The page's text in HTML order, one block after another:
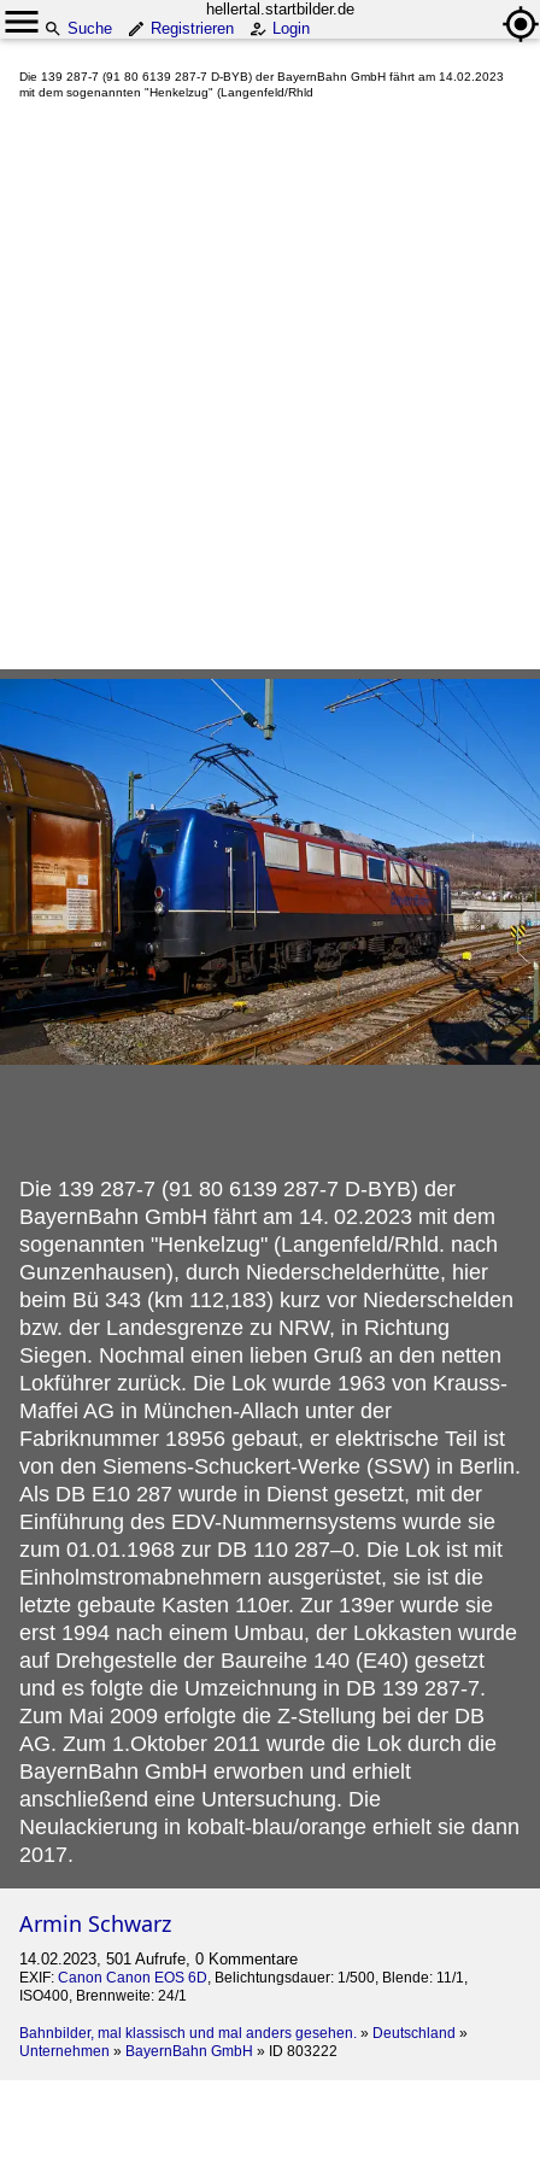
hellertal.startbilder.de
Suche
Registrieren Login
Die 139 287-7 (91 80 6139 287-7 D-BYB) der BayernBahn GmbH fährt am 14.02.2023
mit dem sogenannten "Henkelzug" (Langenfeld/Rhld
Die 139 287-7 (91 80 6139 287-7 D-BYB) der
BayernBahn GmbH fährt am 14. 02.2023 mit dem
sogenannten "Henkelzug" (Langenfeld/Rhld. nach
Gunzenhausen), durch Niederschelderhütte, hier
beim Bü 343 (km 112,183) kurz vor Niederschelden
bzw. der Landesgrenze zu NRW, in Richtung
Siegen. Nochmal einen lieben Gruß an den netten
Lokführer zurück. Die Lok wurde 1963 von Krauss-
Maffei AG in München-Allach unter der
Fabriknummer 18956 gebaut, er elektrische Teil ist
von den Siemens-Schuckert-Werke (SSW) in Berlin.
Als DB E10 287 wurde in Dienst gesetzt, mit der
Einführung des EDV-Nummernsystems wurde sie
zum 01.01.1968 zur DB 110 287–0. Die Lok ist mit
Einholmstromabnehmern ausgerüstet, sie ist die
letzte gebaute Kasten 110er. Zur 139er wurde sie
erst 1994 nach einem Umbau, der Lokkasten wurde
auf Drehgestelle der Baureihe 140 (E40) gesetzt
und es folgte die Umzeichnung in DB 139 287-7.
Zum Mai 2009 erfolgte die Z-Stellung bei der DB
AG. Zum 1.Oktober 2011 wurde die Lok durch die
BayernBahn GmbH erworben und erhielt
anschließend eine Untersuchung. Die
Neulackierung in kobalt-blau/orange erhielt sie dann
2017.
Armin Schwarz
14.02.2023, 501 Aufrufe, 0 Kommentare
EXIF: Canon Canon EOS 6D, Belichtungsdauer: 1/500, Blende: 11/1,
ISO400, Brennweite: 24/1
Bahnbilder, mal klassisch und mal anders gesehen. » Deutschland »
Unternehmen » BayernBahn GmbH » ID 803222